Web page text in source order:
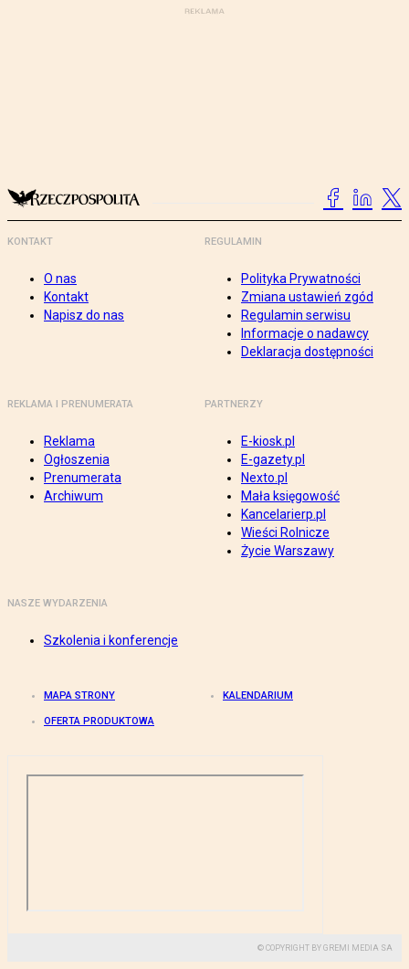
KONTAKT
O nas
Kontakt
Napisz do nas
REGULAMIN
Polityka Prywatności
Zmiana ustawień zgód
Regulamin serwisu
Informacje o nadawcy
Deklaracja dostępności
REKLAMA I PRENUMERATA
Reklama
Ogłoszenia
Prenumerata
Archiwum
PARTNERZY
E-kiosk.pl
E-gazety.pl
Nexto.pl
Mała księgowość
Kancelarierp.pl
Wieści Rolnicze
Życie Warszawy
NASZE WYDARZENIA
Szkolenia i konferencje
MAPA STRONY KALENDARIUM
OFERTA PRODUKTOWA
© COPYRIGHT BY GREMI MEDIA SA